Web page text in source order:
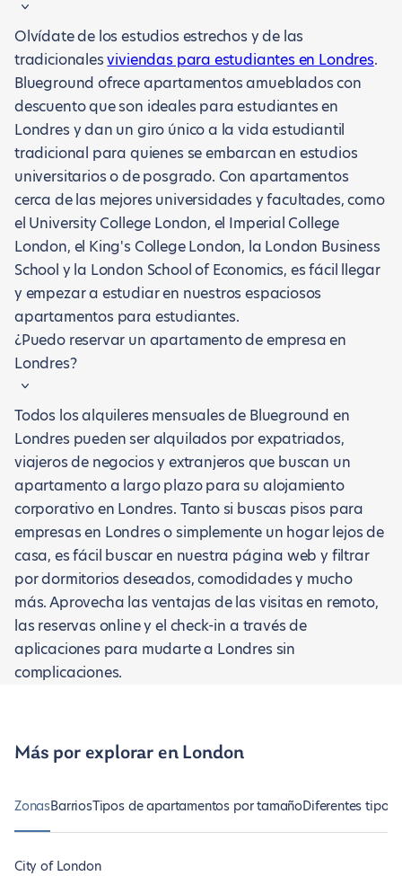
Olvídate de los estudios estrechos y de las
tradicionalesviviendas para estudiantes en Londres.
Blueground ofrece apartamentos amueblados con
descuento que son ideales para estudiantes en
Londres y dan un giro único a la vida estudiantil
tradicional para quienes se embarcan en estudios
universitarios o de posgrado. Con apartamentos
cerca de las mejores universidades y facultades, como
el University College London, el Imperial College
London, el King's College London, la London Business
School y la London School of Economics, es fácil llegar
y empezar a estudiar en nuestros espaciosos
apartamentos para estudiantes.
¿Puedo reservar un apartamento de empresa en
Londres?
Todos los alquileres mensuales de Blueground en
Londres pueden ser alquilados por expatriados,
viajeros de negocios y extranjeros que buscan un
apartamento a largo plazo para su alojamiento
corporativo en Londres. Tanto si buscas pisos para
empresas en Londres o simplemente un hogar lejos de
casa, es fácil buscar en nuestra página web y filtrar
por dormitorios deseados, comodidades y mucho
más. Aprovecha las ventajas de las visitas en remoto,
las reservas online y el check-in a través de
aplicaciones para mudarte a Londres sin
complicaciones.
Más por explorar en London
ZonasBarriosTipos de apartamentos por tamañoDiferentes tipos
City of London